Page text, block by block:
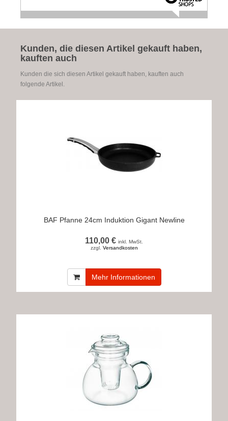
Kunden, die diesen Artikel gekauft haben,
kauften auch
Kunden die sich diesen Artikel gekauft haben, kauften auch
folgende Artikel.
BAF Pfanne 24cm Induktion Gigant Newline
110,00 € inkl. MwSt.
zzgl. Versandkosten
Mehr Informationen